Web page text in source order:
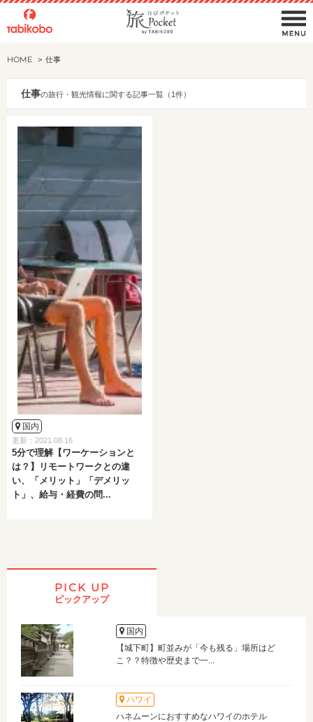
HOME 仕事
仕事の旅行・観光情報に関する記事一覧（1件）
国内
更新：2021.08.16
5分で理解【ワーケーションと
は？】リモートワークとの違
い、「メリット」「デメリッ
ト」、給与・経費の問...
PICK UP
ピックアップ
国内
【城下町】町並みが「今も残る」場所はど
こ？？特徴や歴史まで一...
ハワイ
ハネムーンにおすすめなハワイのホテル